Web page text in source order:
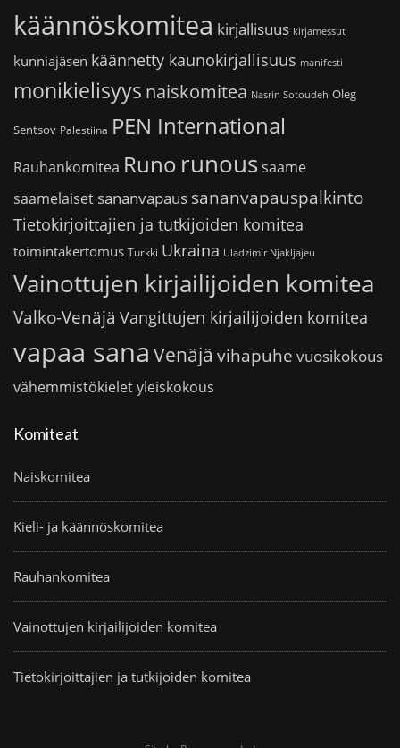
käännöskomitea kirjallisuus kirjamessut
kunniajäsen käännetty kaunokirjallisuus manifesti
monikielisyys naiskomitea Nasrin Sotoudeh Oleg
Sentsov Palestiina PEN International
Rauhankomitea Runo runoussaame
saamelaiset sananvapaus sananvapauspalkinto
Tietokirjoittajien ja tutkijoiden komitea
toimintakertomus Turkki Ukraina Uladzimir Njakljajeu
Vainottujen kirjailijoiden komitea
Valko-Venäjä Vangittujen kirjailijoiden komitea
vapaa sana Venäjä vihapuhe vuosikokous
vähemmistökieletyleiskokous
Komiteat
Naiskomitea
Kieli- ja käännöskomitea
Rauhankomitea
Vainottujen kirjailijoiden komitea
Tietokirjoittajien ja tutkijoiden komitea